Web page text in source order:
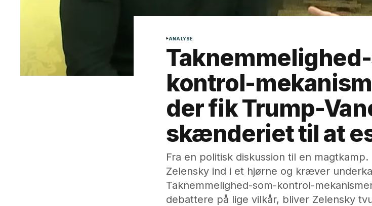
ANALYSE
kontrol-
der fik Trump-
skænderiet til at
Fra en politisk diskussion til en
Zelensky ind i et hjørne og kræver
Taknemmelighed-som-kontrol-
debattere på lige vilkår, bliver Zelensky